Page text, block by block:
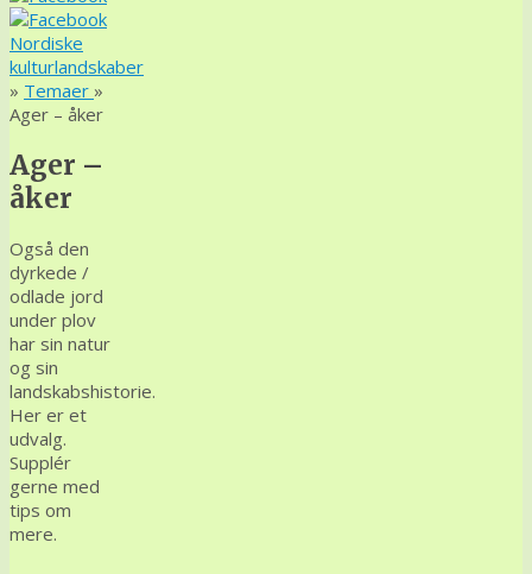
Nordiske
kulturlandskaber
» Temaer »
Ager – åker
Ager –
åker
Også den
dyrkede /
odlade jord
under plov
har sin natur
og sin
landskabshistorie.
Her er et
udvalg.
Supplér
gerne med
tips om
mere.